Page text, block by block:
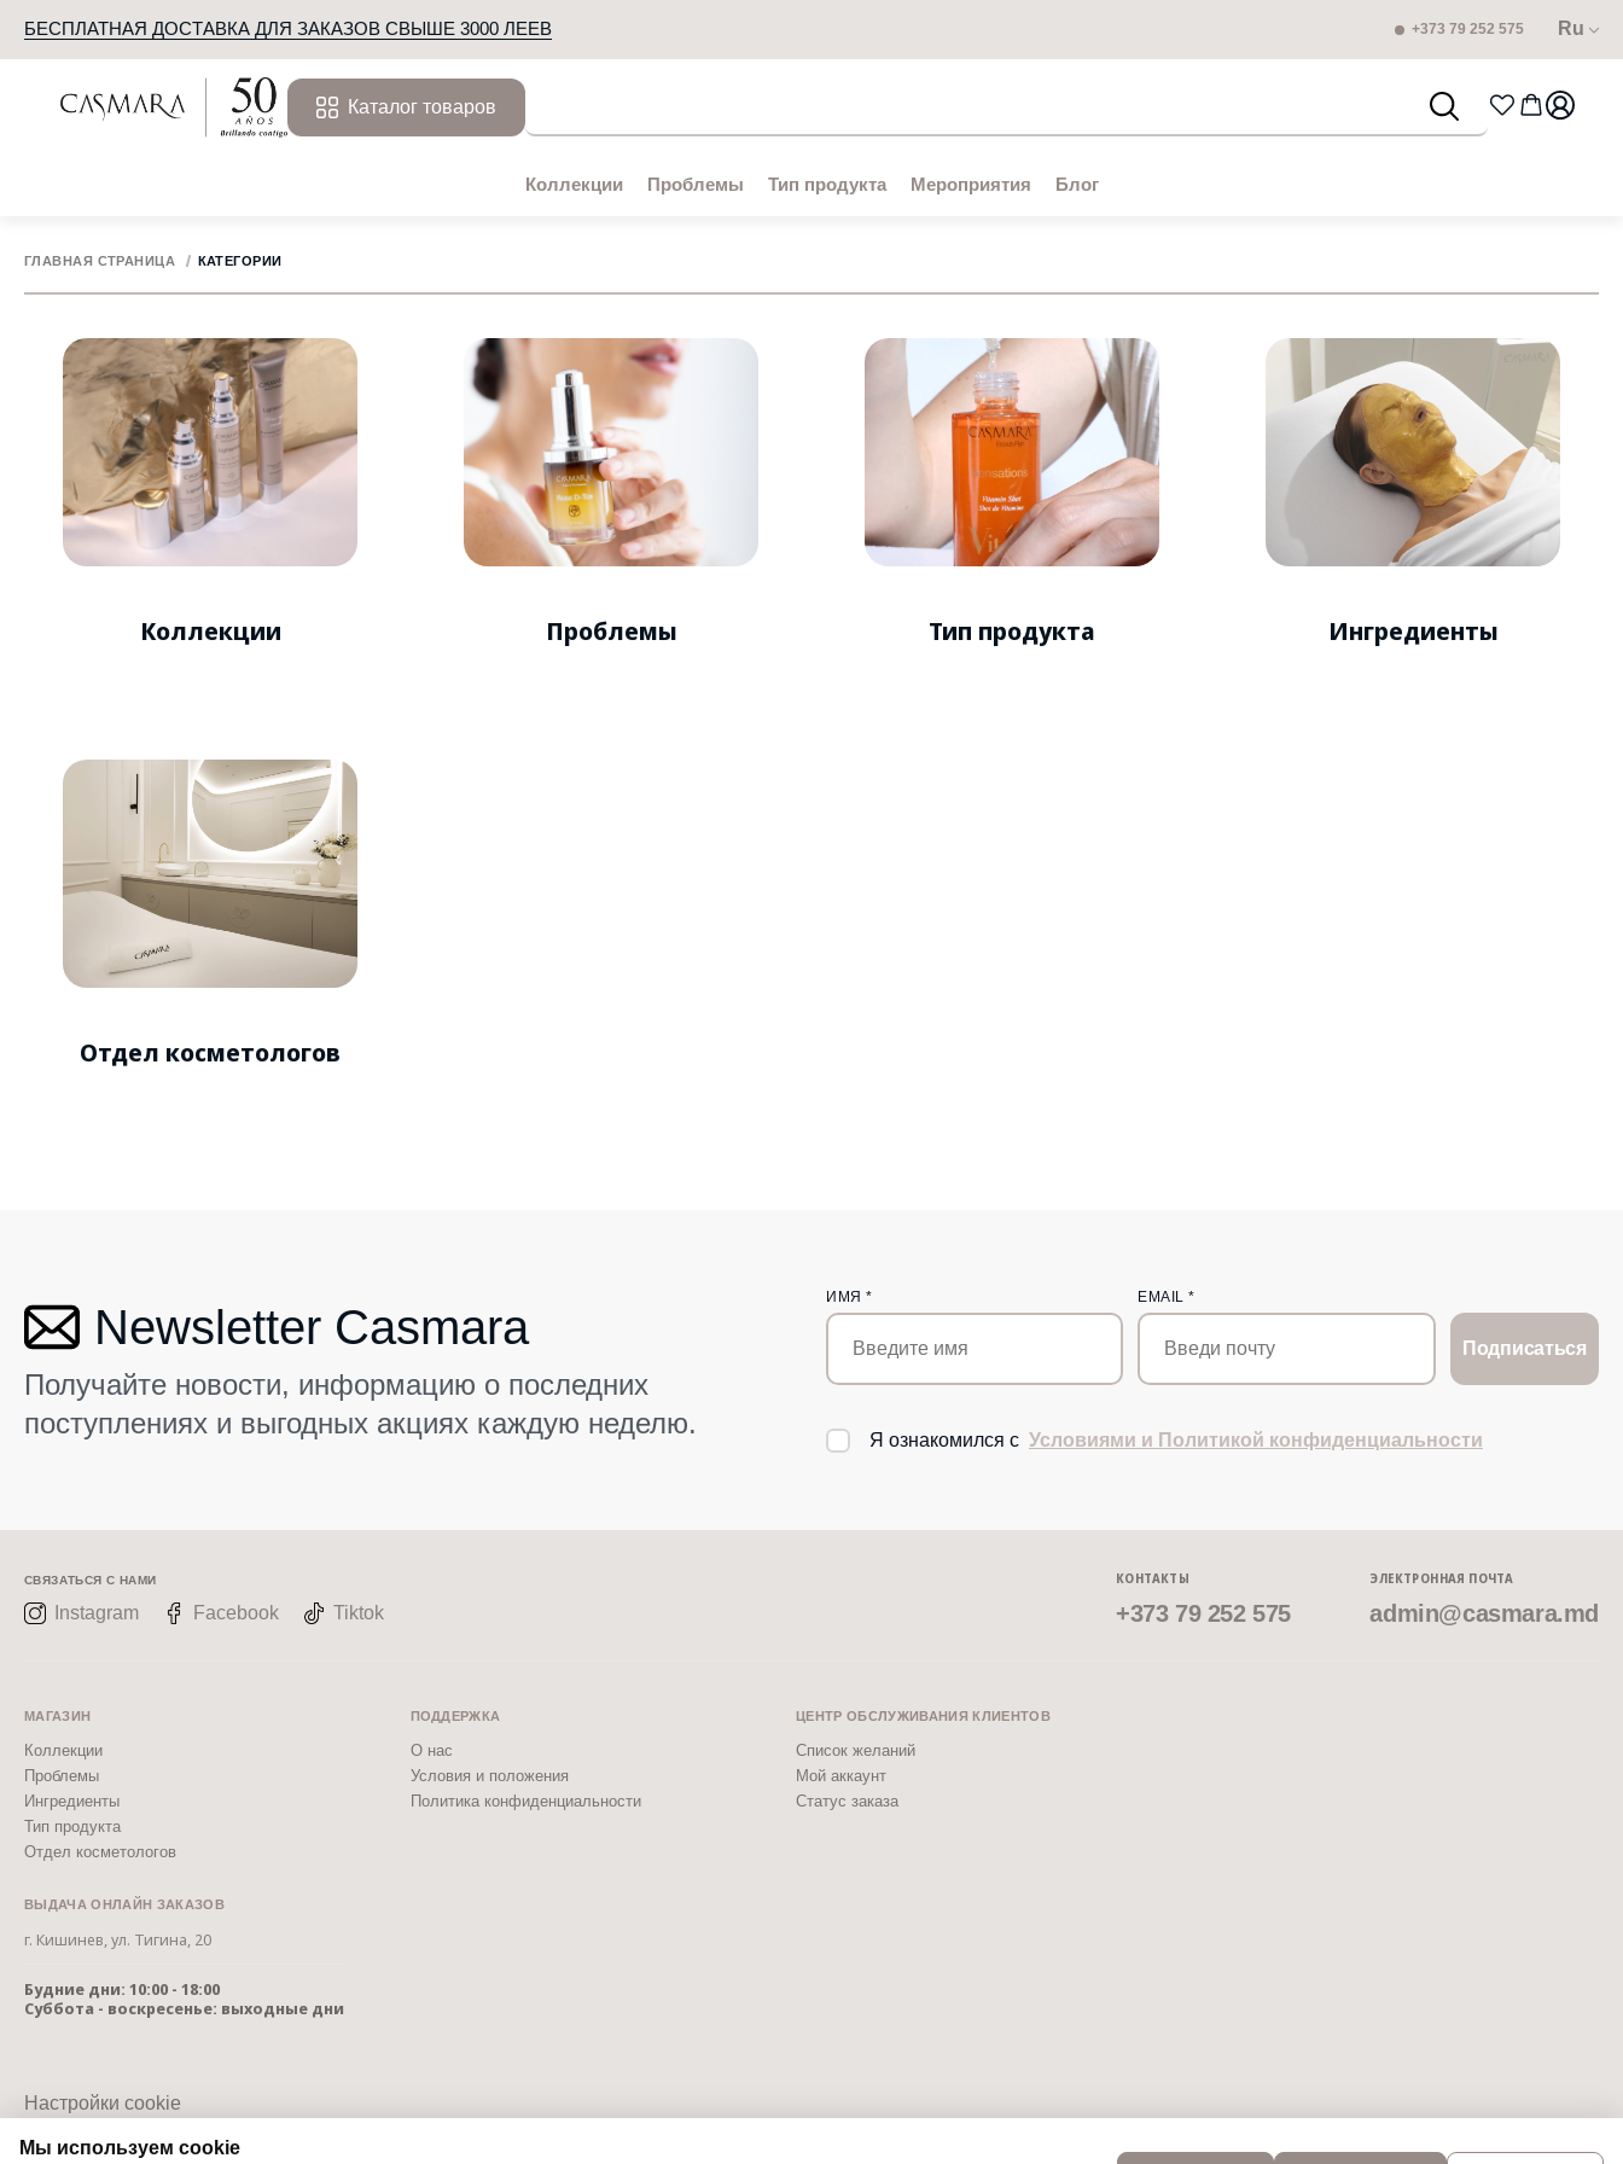
БЕСПЛАТНАЯ ДОСТАВКА ДЛЯ ЗАКАЗОВ СВЫШЕ 3000 ЛЕЕВ +373 79 252 575 Ru
Каталог товаров
Все результаты поиска [0 товаров]
Коллекции Проблемы Тип продукта Мероприятия Блог
ГЛАВНАЯ СТРАНИЦА КАТЕГОРИИ
Коллекции Проблемы Тип продукта Ингредиенты
Отдел косметологов
Newsletter Casmara
Получайте новости, информацию о последних
поступлениях и выгодных акциях каждую неделю.
ИМЯ * EMAIL*
Подписаться
Я ознакомился с Условиями и Политикой конфиденциальности
СВЯЗАТЬСЯ С НАМИ
Instagram Facebook Tiktok
КОНТАКТЫ
+373 79 252 575
ЭЛЕКТРОННАЯ ПОЧТА
admin@casmara.md
МАГАЗИН
Коллекции
Проблемы
Ингредиенты
Тип продукта
Отдел косметологов
ПОДДЕРЖКА
О нас
Условия и положения
Политика конфиденциальности
ЦЕНТР ОБСЛУЖИВАНИЯ КЛИЕНТОВ
Список желаний
Мой аккаунт
Статус заказа
ВЫДАЧА ОНЛАЙН ЗАКАЗОВ
г. Кишинев, ул. Тигина, 20
Будние дни: 10:00 - 18:00
Суббота - воскресенье: выходные дни
Настройки cookie
Мы используем cookie